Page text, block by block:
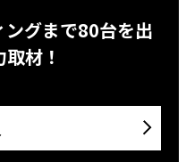
ングまで80台を出
材！